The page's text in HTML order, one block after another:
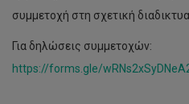
συμμετοχή στη σχετική
Για δηλώσεις συμμετοχών:
https://forms.gle/